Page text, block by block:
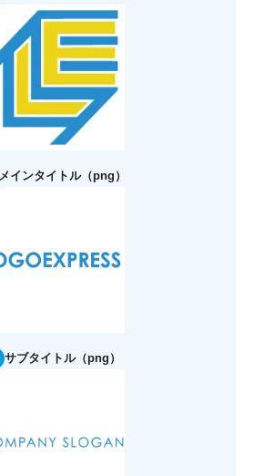
メインタイトル（png）
サブタイトル（png）